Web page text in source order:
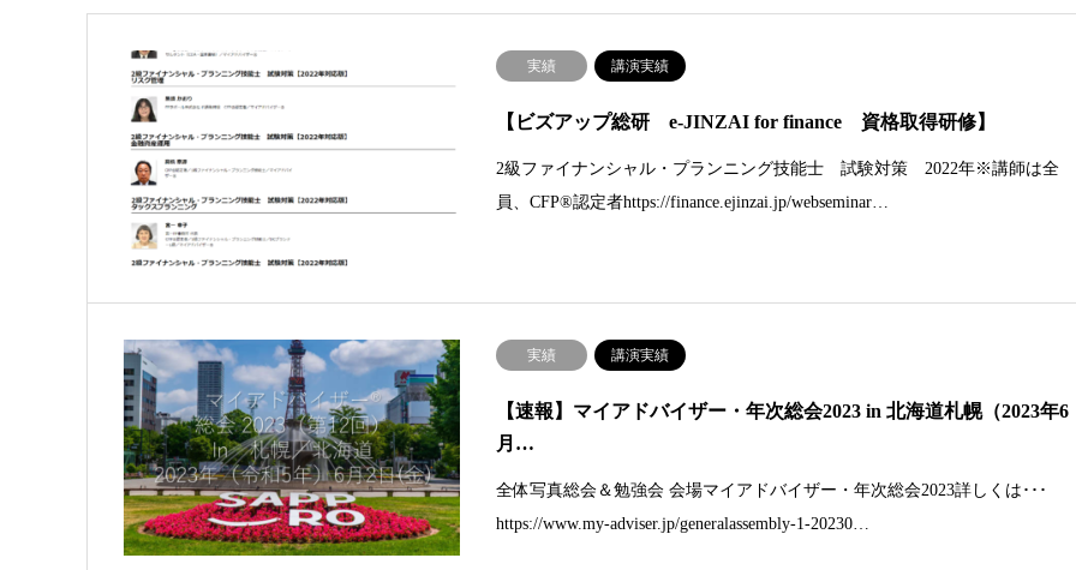
実績 講演実績
【ビズアップ総研 e-JINZAI for finance 資格取得研修】
2級ファイナンシャル・プランニング技能士 試験対策 2022年※講師は全
員、CFP®認定者https://finance.ejinzai.jp/webseminar…
実績 講演実績
【速報】マイアドバイザー・年次総会2023 in 北海道札幌（2023年6
月…
全体写真総会＆勉強会 会場マイアドバイザー・年次総会2023詳しくは･･･
https://www.my-adviser.jp/generalassembly-1-20230…